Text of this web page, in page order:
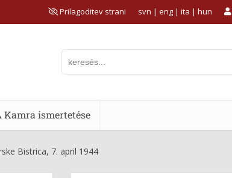
Prilagoditev strani svn | eng | ita | hun
Kamra ismertetése
Bistrica, 7. april 1944